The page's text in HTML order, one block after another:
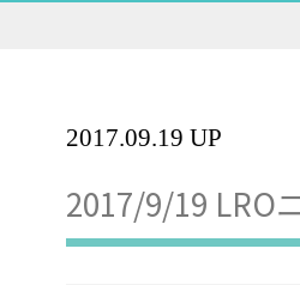
2017.09.19 UP
2017/9/19 LRO